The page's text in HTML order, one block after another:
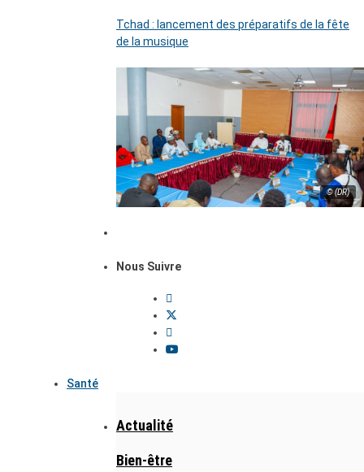
Tchad : lancement des préparatifs de la fête
de la musique
© (DR)
Nous Suivre
Santé
Actualité
Bien-être